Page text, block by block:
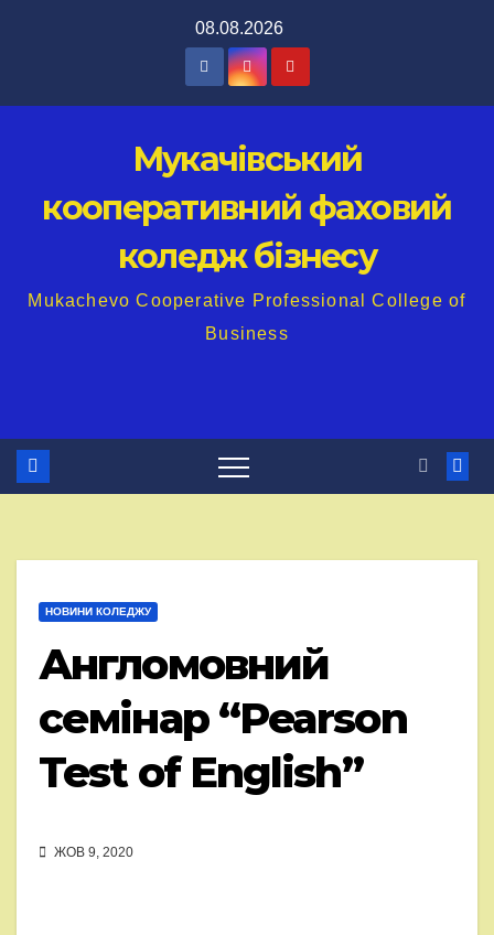
08.08.2026
Мукачівський
кооперативний фаховий
коледж бізнесу
Mukachevo Cooperative Professional College of
Business
НОВИНИ КОЛЕДЖУ
Англомовний
семінар “Pearson
Test of English”
ЖОВ 9, 2020